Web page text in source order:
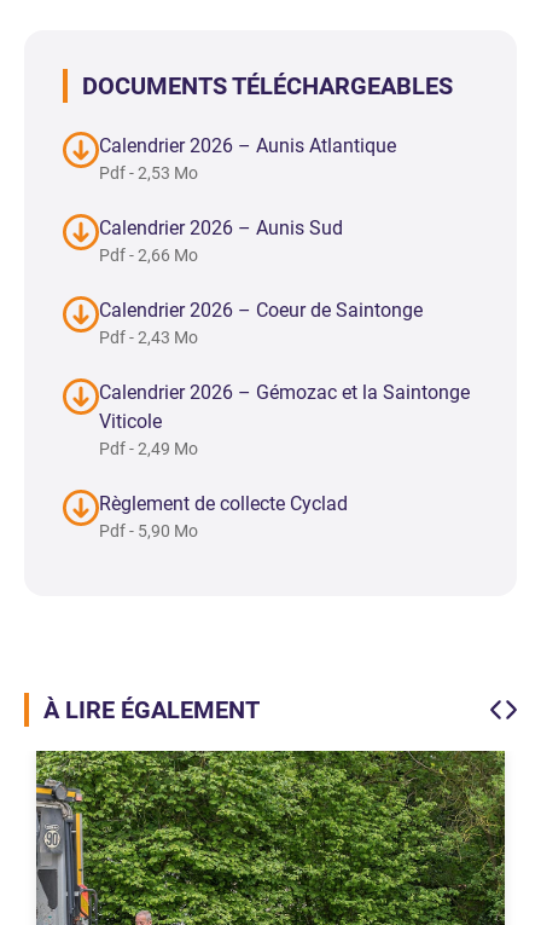
DOCUMENTS TÉLÉCHARGEABLES
Calendrier 2026 – Aunis Atlantique
Pdf - 2,53 Mo
Calendrier 2026 – Aunis Sud
Pdf - 2,66 Mo
Calendrier 2026 – Coeur de Saintonge
Pdf - 2,43 Mo
Calendrier 2026 – Gémozac et la Saintonge
Viticole
Pdf - 2,49 Mo
Règlement de collecte Cyclad
Pdf - 5,90 Mo
À LIRE ÉGALEMENT